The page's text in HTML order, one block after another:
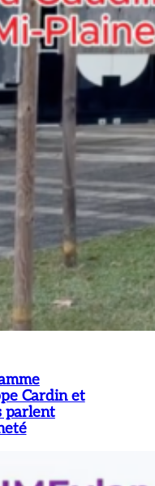
Cardin et
parlent